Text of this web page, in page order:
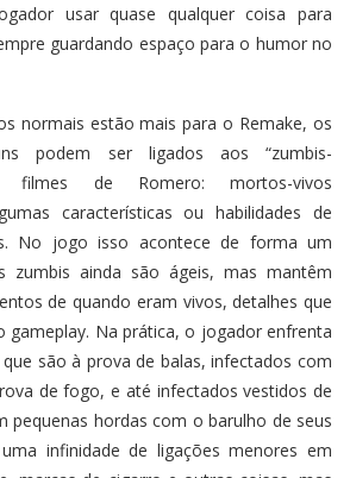
usar quase qualquer coisa para
guardando espaço para o humor no
normais estão mais para o Remake, os
podem ser ligados aos “zumbis-
filmes de Romero: mortos-vivos
características ou habilidades de
No jogo isso acontece de forma um
zumbis ainda são ágeis, mas mantêm
de quando eram vivos, detalhes que
gameplay. Na prática, o jogador enfrenta
são à prova de balas, infectados com
de fogo, e até infectados vestidos de
pequenas hordas com o barulho de seus
infinidade de ligações menores em